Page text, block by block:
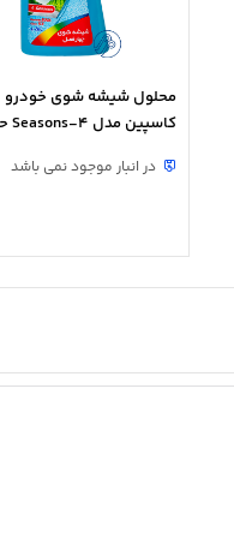
محلول شیشه شوی خودرو
در انبار موجود نمی باشد